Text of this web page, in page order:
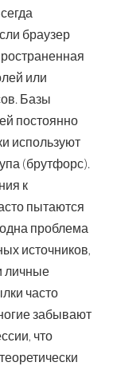
браузер
или
Базы
постоянно
используют
(брутфорс).
к
пытаются
проблема
источников,
личные
часто
забывают
что